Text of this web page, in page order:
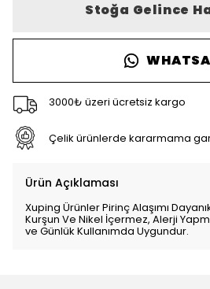
Stoğa Gelince
3000₺ üzeri ücretsiz kargo
Çelik ürünlerde kararmama
Ürün Açıklaması
Xuping Ürünler Pirinç Alaşımı
Kurşun Ve Nikel İçermez, Alerji
ve Günlük Kullanımda Uygundur.